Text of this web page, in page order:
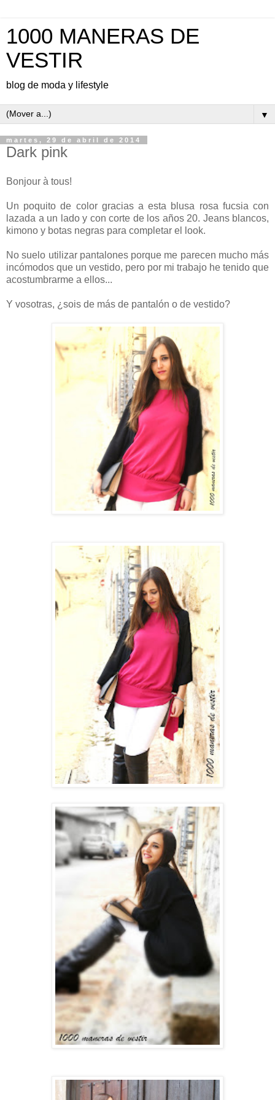
1000 MANERAS DE
VESTIR
blog de moda y lifestyle
▼
martes, 29 de abril de 2014
Dark pink
Bonjour à tous!
Un poquito de color gracias a esta blusa rosa fucsia con
lazada a un lado y con corte de los años 20. Jeans blancos,
kimono y botas negras para completar el look.
No suelo utilizar pantalones porque me parecen mucho más
incómodos que un vestido, pero por mi trabajo he tenido que
acostumbrarme a ellos...
Y vosotras, ¿sois de más de pantalón o de vestido?